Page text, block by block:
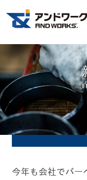
今年も会社でバー